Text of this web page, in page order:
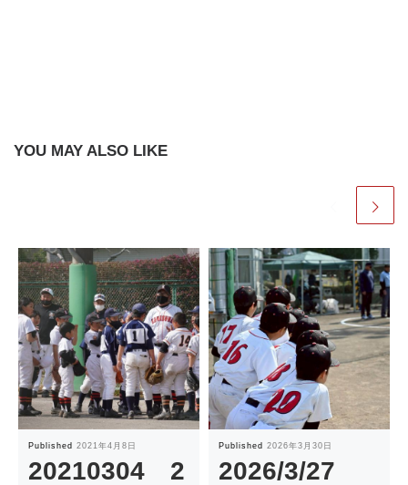
YOU MAY ALSO LIKE
Published 2021年4月8日
20210304 2
Published 2026年3月30日
2026/3/27